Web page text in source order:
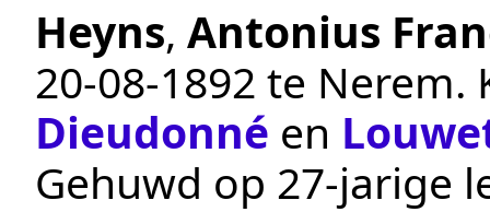
Heyns, Antonius
20‑08‑1892 te Nerem.
Dieudonné en
Gehuwd op 27-jarige